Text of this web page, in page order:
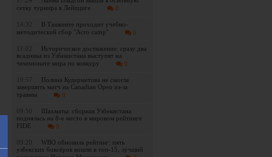
сетку турнира в Лейпциге
0
14:32
В Ташкенте проходит учебно-
методический сбор "Acro camp"
0
11:02
Историческое достижение: сразу два
всадника из Узбекистана выступят на
чемпионате мира по конкуру
0
10:57
Полина Кудерметова не смогла
завершить матч на Canadian Open из-за
травмы
0
09:50
Шахматы: сборная Узбекистана
поднялась на 8-е место в мировом рейтинге
FIDE
0
09:20
WBO обновила рейтинг: пять
узбекских боксёров вошли в топ-15, лучший